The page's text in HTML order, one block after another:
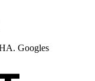
Googles